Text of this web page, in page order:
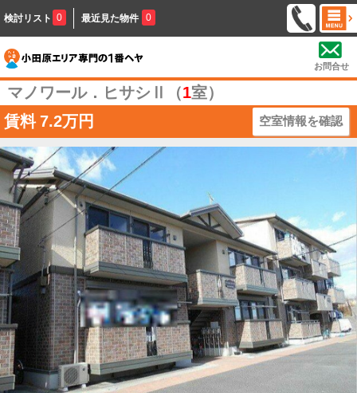
検討リスト 0 最近見た物件 0
お問合せ
マノワール．ヒサシⅡ（1室）
賃料 7.2万円 空室情報を確認